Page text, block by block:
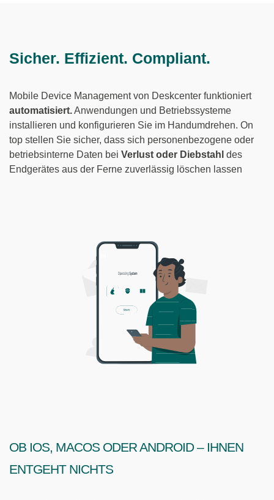
Sicher. Effizient. Compliant.
Mobile Device Management von Deskcenter funktioniert
automatisiert.Anwendungen und Betriebssysteme
installieren und konfigurieren Sie im Handumdrehen. On
top stellen Sie sicher, dass sich personenbezogene oder
betriebsinterne Daten bei Verlust oder Diebstahl des
Endgerätes aus der Ferne zuverlässig löschen lassen
Ob iOS, MacOS oder Android – Ihnen
entgeht nichts